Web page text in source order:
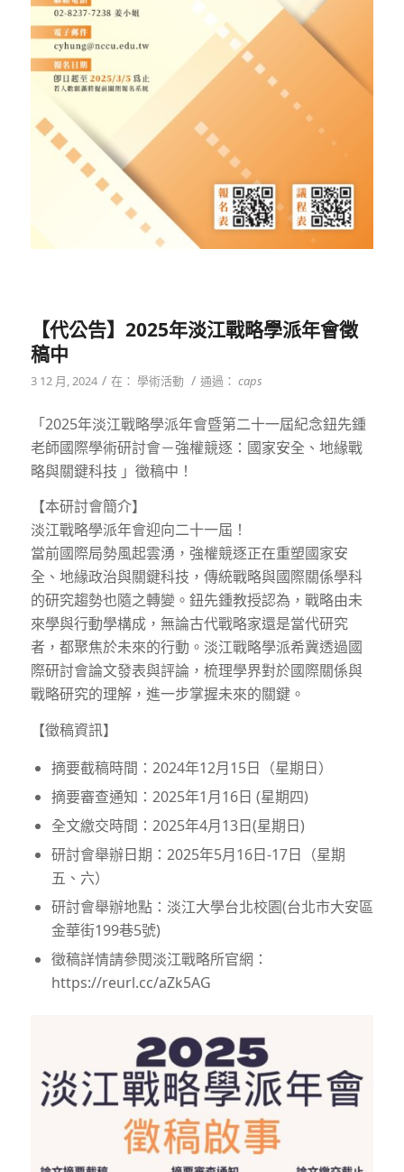
【代公告】2025年淡江戰略學派年會徵
稿中
3 12 月, 2024 / 在： 學術活動 / 通過： caps
「2025年淡江戰略學派年會暨第二十一屆紀念鈕先鍾
老師國際學術研討會－強權競逐：國家安全、地緣戰
略與關鍵科技 」徵稿中！
【本研討會簡介】
淡江戰略學派年會迎向二十一屆！
當前國際局勢風起雲湧，強權競逐正在重塑國家安
全、地緣政治與關鍵科技，傳統戰略與國際關係學科
的研究趨勢也隨之轉變。鈕先鍾教授認為，戰略由未
來學與行動學構成，無論古代戰略家還是當代研究
者，都聚焦於未來的行動。淡江戰略學派希冀透過國
際研討會論文發表與評論，梳理學界對於國際關係與
戰略研究的理解，進一步掌握未來的關鍵。
【徵稿資訊】
摘要截稿時間：2024年12月15日（星期日）
摘要審查通知：2025年1月16日 (星期四)
全文繳交時間：2025年4月13日(星期日)
研討會舉辦日期：2025年5月16日-17日（星期
五、六）
研討會舉辦地點：淡江大學台北校園(台北市大安區
金華街199巷5號)
徵稿詳情請參閱淡江戰略所官網：
https://reurl.cc/aZk5AG